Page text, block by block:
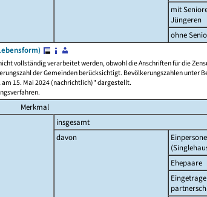
mit
Jüngeren
ohne
vollständig verarbeitet werden, obwohl die Anschriften für die
der Gemeinden berücksichtigt. Bevölkerungszahlen unter
15. Mai 2024 (nachrichtlich)" dargestellt.
Merkmal
insgesamt
davon
Ehepaare